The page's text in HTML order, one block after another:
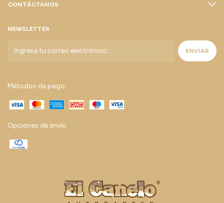
CONTÁCTANOS
NEWSLETTER
Métodos de pago
Opciones de envío